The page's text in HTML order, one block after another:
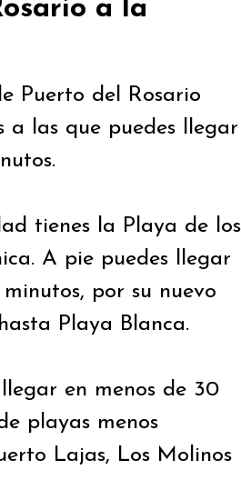
a la
Puerto del Rosario
a las que puedes llegar
tienes la Playa de los
A pie puedes llegar
por su nuevo
Playa Blanca.
en menos de 30
playas menos
Lajas, Los Molinos